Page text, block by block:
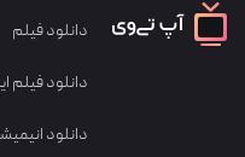
دانلود فیلم
دانلود فیلم
دانلود